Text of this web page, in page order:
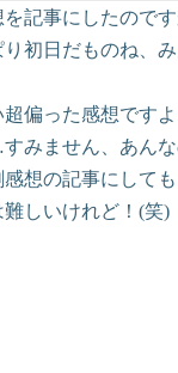
記事にしたので
初日だものね、
超偏った感想です
みません、あんな
想の記事にして
しいけれど！(笑)